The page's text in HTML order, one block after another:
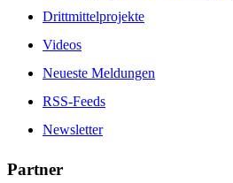
Drittmittelprojekte
Videos
Neueste Meldungen
RSS-Feeds
Newsletter
Partner